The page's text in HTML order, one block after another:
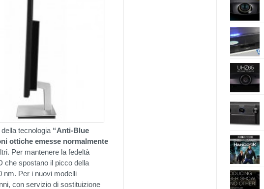
tecnologia “Anti-Blue
ottiche emesse normalmente
Per mantenere la fedeltà
che spostano il picco della
nm. Per i nuovi modelli
con servizio di sostituizione